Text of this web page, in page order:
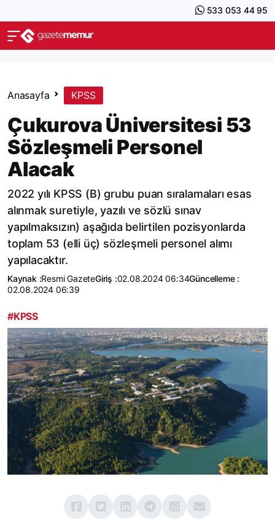
533 053 44 95
Anasayfa KPSS
Çukurova Üniversitesi 53
Sözleşmeli Personel
Alacak
2022 yılı KPSS (B) grubu puan sıralamaları esas
alınmak suretiyle, yazılı ve sözlü sınav
yapılmaksızın) aşağıda belirtilen pozisyonlarda
toplam 53 (elli üç) sözleşmeli personel alımı
yapılacaktır.
Kaynak :Resmi GazeteGiriş :02.08.2024 06:34Güncelleme :
02.08.2024 06:39
#KPSS